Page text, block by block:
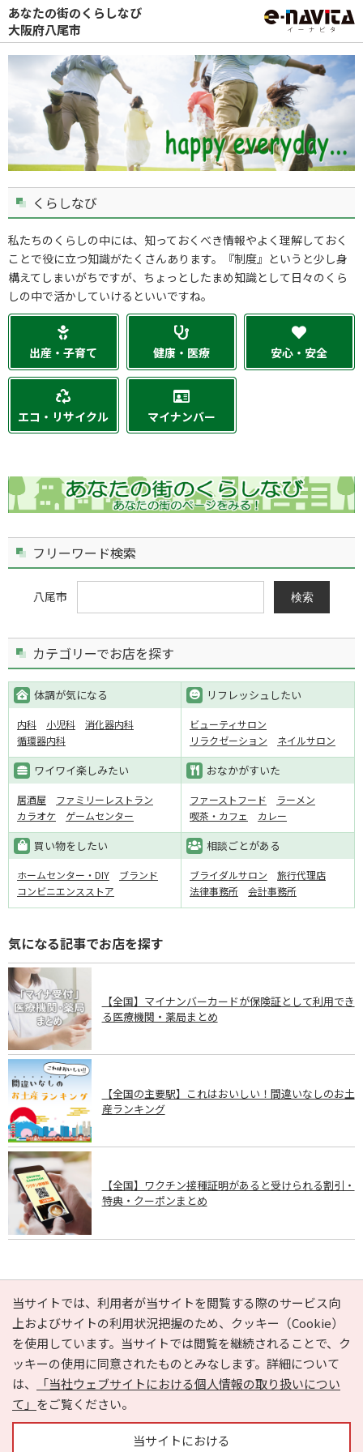
あなたの街のくらしなび
大阪府八尾市
くらしなび
私たちのくらしの中には、知っておくべき情報やよく理解しておく
ことで役に立つ知識がたくさんあります。『制度』というと少し身
構えてしまいがちですが、ちょっとしたまめ知識として日々のくら
しの中で活かしていけるといいですね。
出産・子育て 健康・医療 安心・安全
エコ・リサイクル マイナンバー
フリーワード検索
八尾市 検索
カテゴリーでお店を探す
体調が気になる
内科 小児科
消化器内科
循環器内科
リフレッシュしたい
ビューティサロン
リラクゼーション
ネイルサロン
ワイワイ楽しみたい
居酒屋
ファミリーレストラン
カラオケ
ゲームセンター
おなかがすいた
ファーストフード
ラーメン
喫茶・カフェ
カレー
買い物をしたい
ホームセンター・DIY
ブランド
コンビニエンスストア
相談ごとがある
ブライダルサロン
旅行代理店
法律事務所
会計事務所
気になる記事でお店を探す
【全国】マイナンバーカードが保険証として利用でき
る医療機関・薬局まとめ
【全国の主要駅】これはおいしい！間違いなしのお土
産ランキング
【全国】ワクチン接種証明があると受けられる割引・
特典・クーポンまとめ
PAGE TOP
当サイトでは、利用者が当サイトを閲覧する際のサービス向
上およびサイトの利用状況把握のため、クッキー（Cookie）
を使用しています。当サイトでは閲覧を継続されることで、ク
ッキーの使用に同意されたものとみなします。詳細について
は、
「当社ウェブサイトにおける個人情報の取り扱いについ
て」 をご覧ください。
当サイトにおける
e-NAVITA（イーナビタ）とは？ お気に入り
ヘルプ
利用規約
個人情報の取り扱いについて
運営会社
サイトマップ
広告掲載に関するお問い合わせ